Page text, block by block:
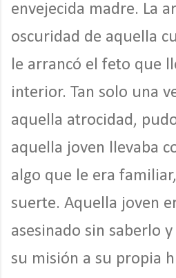
envejecida madre. La
oscuridad de aquella
le arrancó el feto que
interior. Tan solo una
aquella atrocidad,
aquella joven llevaba
algo que le era
suerte. Aquella joven
asesinado sin saberlo
su misión a su propia